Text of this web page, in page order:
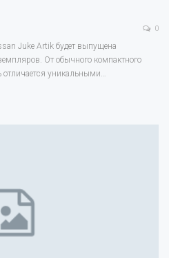
0
Juke Artik будет выпущена
От обычного компактного
уникальными…